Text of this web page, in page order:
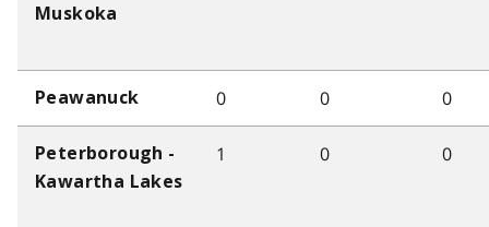
Muskoka
Peawanuck 0 0 0
Peterborough -
Kawartha Lakes
1 0 0